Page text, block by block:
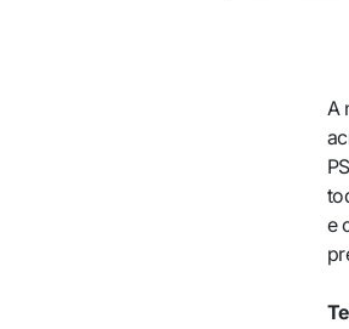
A
e